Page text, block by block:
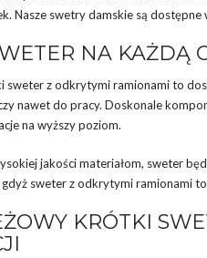
Nasze swetry damskie są
NA KAŻDĄ
z odkrytymi ramionami to
nawet do pracy. Doskonale
na wyższy poziom.
jakości materiałom, sweter
gdyż sweter z odkrytymi ramionami
KRÓTKI